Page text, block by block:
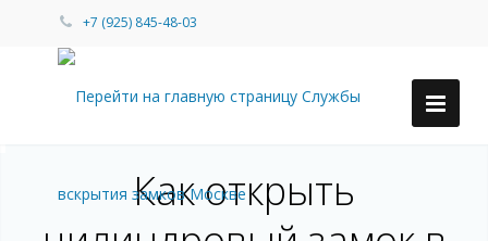
+7 (925) 845-48-03
Как открыть